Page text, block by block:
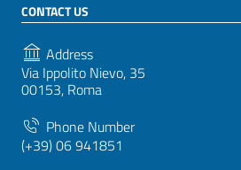
CONTACT US
Address
Via Ippolito Nievo, 35
00153, Roma
Phone Number
(+39) 06 941851